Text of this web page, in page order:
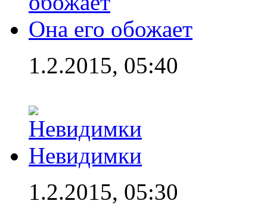
Она его обожает
1.2.2015, 05:40
Невидимки
1.2.2015, 05:30